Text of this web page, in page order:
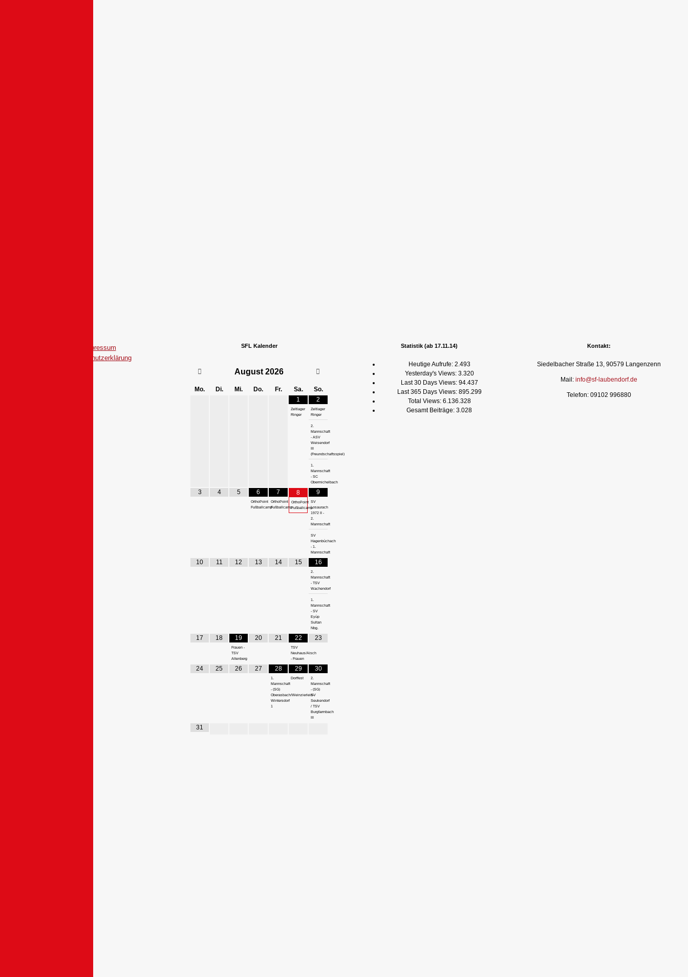
Impressum
Datenschutzerklärung
SFL Kalender
August 2026
Mo. Di. Mi. Do. Fr. Sa.
So.
1
Zeltlager
Ringer
2
Zeltlager
Ringer
2.
Mannschaft
- ASV
Weisendorf
(Freundschaftsspiel)
1.
Mannschaft
- SC
Obermichelbach
3 4 5 6
OrthoPoint
Fußballcamp
7
OrthoPoint
Fußballcamp
8
OrthoPoint
Fußballcamp
9
SV
Losaurach
1972 II -
2.
Mannschaft
SV
Hagenbüchach
- 1.
Mannschaft
10 11 12 13 14 15 16
2.
Mannschaft
- TSV
Wachendorf
1.
Mannschaft
- SV
Eyüp
Sultan
Nbg.
17 18 19
Frauen -
TSV
Altenberg
20 21 22
TSV
Neuhaus/Aisch
- Frauen
23
24 25 26 27 28
1.
Mannschaft
- (SG)
Oberasbach/Weinzierlein-
Wintersdorf
1
29
Dorffest
30
2.
Mannschaft
- (SG)
SV
Seukendorf
/ TSV
Burgfarrnbach
31
Statistik (ab 17.11.14)
Heutige Aufrufe: 2.493
Yesterday's Views: 3.320
Last 30 Days Views: 94.437
Last 365 Days Views: 895.299
Total Views: 6.136.328
Gesamt Beiträge: 3.028
Kontakt:
Siedelbacher Straße 13, 90579 Langenzenn
Mail: info@sf-laubendorf.de
Telefon: 09102 996880